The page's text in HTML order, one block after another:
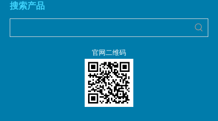
搜索产品
官网二维码